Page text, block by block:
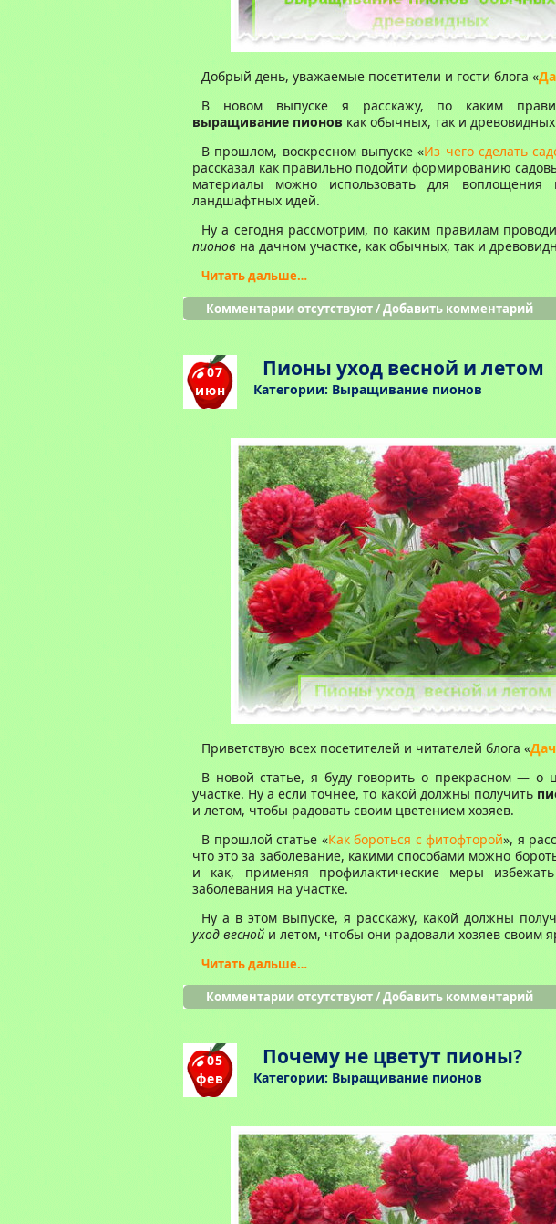
Добрый день, уважаемые посетители и гости блога «
В новом выпуске я расскажу, по каким
выращивание пионов как обычных, так и
В прошлом, воскресном выпуске «Из чего сделать
рассказал как правильно подойти формированию
материалы можно использовать для
ландшафтных идей.
Ну а сегодня рассмотрим, по каким правилам
пионов на дачном участке, как обычных, так и
Читать дальше…
Комментарии отсутствуют/Добавить комментарий
07
июн
Пионы уход весной и летом
Категории: Выращивание пионов
Приветствую всех посетителей и читателей блога «
В новой статье, я буду говорить о прекрасном — о
участке. Ну а если точнее, то какой должны получить
и летом, чтобы радовать своим цветением хозяев.
В прошлой статье «Как бороться с фитофторой», я
что это за заболевание, какими способами можно
и как, применяя профилактические меры
заболевания на участке.
Ну а в этом выпуске, я расскажу, какой должны
уход весной и летом, чтобы они радовали хозяев своим
Читать дальше…
Комментарии отсутствуют/Добавить комментарий
05
фев
Почему не цветут пионы?
Категории: Выращивание пионов